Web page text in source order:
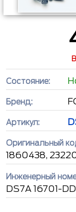
Состояние:
Бренд:
Артикул:
Оригинальный
1860438,
Инженерный
DS7A 16701-DD